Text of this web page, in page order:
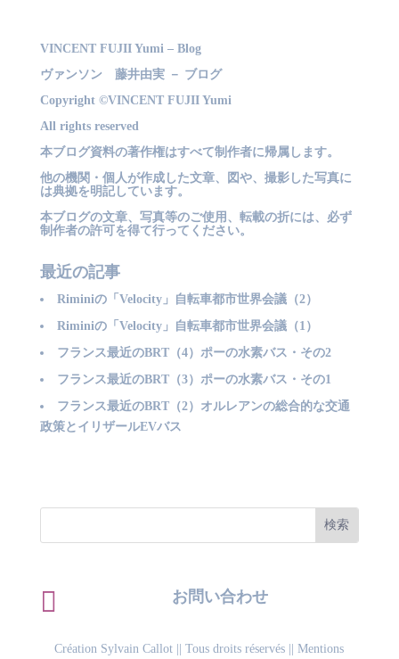
VINCENT FUJII Yumi – Blog
ヴァンソン 藤井由実 － ブログ
Copyright ©VINCENT FUJII Yumi
All rights reserved
本ブログ資料の著作権はすべて制作者に帰属します。
他の機関・個人が作成した文章、図や、撮影した写真に
は典拠を明記しています。
本ブログの文章、写真等のご使用、転載の折には、必ず
制作者の許可を得て行ってください。
最近の記事
Riminiの「Velocity」自転車都市世界会議（2）
Riminiの「Velocity」自転車都市世界会議（1）
フランス最近のBRT（4）ポーの水素バス・その2
フランス最近のBRT（3）ポーの水素バス・その1
フランス最近のBRT（2）オルレアンの総合的な交通
政策とイリザールEVバス
 お問い合わせ
Création Sylvain Callot || Tous droits réservés ||Mentions